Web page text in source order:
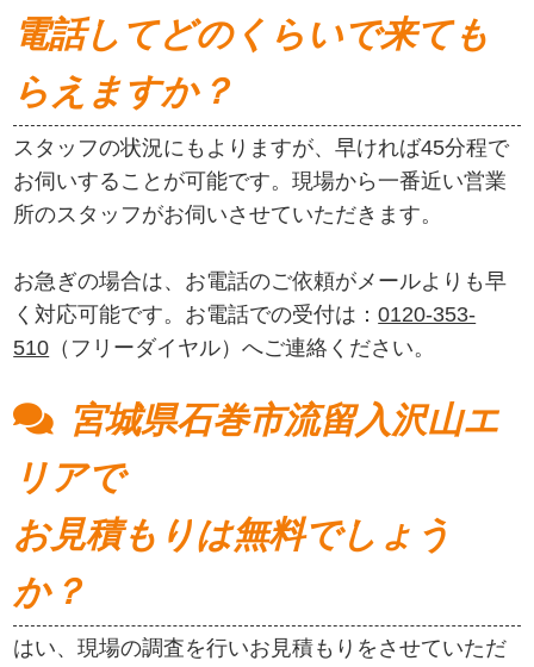
電話してどのくらいで来ても
らえますか？
スタッフの状況にもよりますが、早ければ45分程で
お伺いすることが可能です。現場から一番近い営業
所のスタッフがお伺いさせていただきます。
お急ぎの場合は、お電話のご依頼がメールよりも早
く対応可能です。お電話での受付は：0120-353-
510 （フリーダイヤル）へご連絡ください。
宮城県石巻市流留入沢山エ
リアで
お見積もりは無料でしょう
か？
はい、現場の調査を行いお見積もりをさせていただ